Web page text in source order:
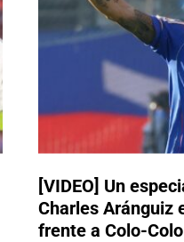
[VIDEO] Un
Charles Aránguiz
frente a Colo-Colo